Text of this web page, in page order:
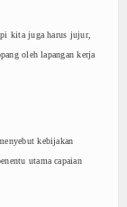
kita juga harus jujur,
oleh lapangan kerja
kebijakan
utama capaian